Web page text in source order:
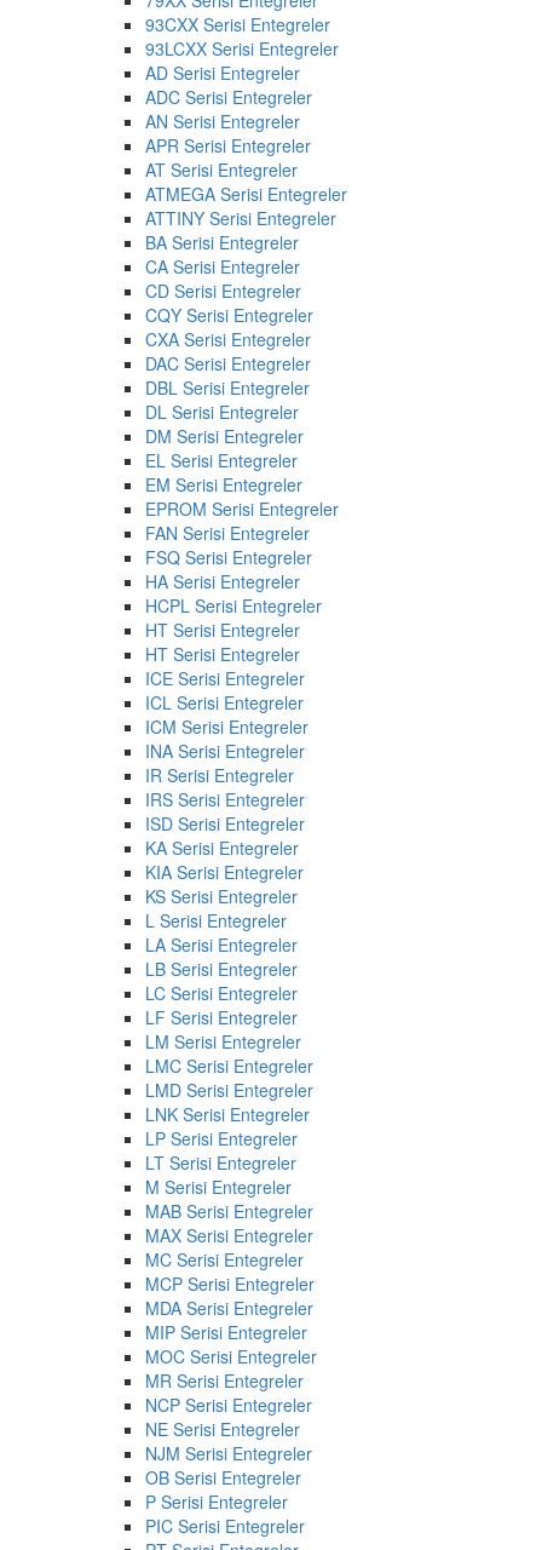
93CXX Serisi Entegreler
93LCXX Serisi Entegreler
AD Serisi Entegreler
ADC Serisi Entegreler
AN Serisi Entegreler
APR Serisi Entegreler
AT Serisi Entegreler
ATMEGA Serisi Entegreler
ATTINY Serisi Entegreler
BA Serisi Entegreler
CA Serisi Entegreler
CD Serisi Entegreler
CQY Serisi Entegreler
CXA Serisi Entegreler
DAC Serisi Entegreler
DBL Serisi Entegreler
DL Serisi Entegreler
DM Serisi Entegreler
EL Serisi Entegreler
EM Serisi Entegreler
EPROM Serisi Entegreler
FAN Serisi Entegreler
FSQ Serisi Entegreler
HA Serisi Entegreler
HCPL Serisi Entegreler
HT Serisi Entegreler
HT Serisi Entegreler
ICE Serisi Entegreler
ICL Serisi Entegreler
ICM Serisi Entegreler
INA Serisi Entegreler
IR Serisi Entegreler
IRS Serisi Entegreler
ISD Serisi Entegreler
KA Serisi Entegreler
KIA Serisi Entegreler
KS Serisi Entegreler
L Serisi Entegreler
LA Serisi Entegreler
LB Serisi Entegreler
LC Serisi Entegreler
LF Serisi Entegreler
LM Serisi Entegreler
LMC Serisi Entegreler
LMD Serisi Entegreler
LNK Serisi Entegreler
LP Serisi Entegreler
LT Serisi Entegreler
M Serisi Entegreler
MAB Serisi Entegreler
MAX Serisi Entegreler
MC Serisi Entegreler
MCP Serisi Entegreler
MDA Serisi Entegreler
MIP Serisi Entegreler
MOC Serisi Entegreler
MR Serisi Entegreler
NCP Serisi Entegreler
NE Serisi Entegreler
NJM Serisi Entegreler
OB Serisi Entegreler
P Serisi Entegreler
PIC Serisi Entegreler